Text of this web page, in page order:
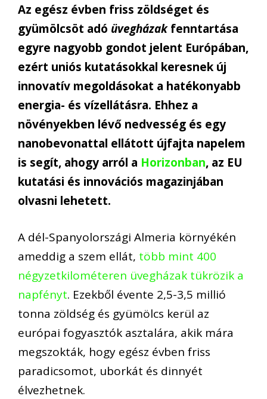
Az egész évben friss zöldséget és
gyümölcsöt adó üvegházakfenntartása
egyre nagyobb gondot jelent Európában,
ezért uniós kutatásokkal keresnek új
innovatív megoldásokat a hatékonyabb
energia- és vízellátásra. Ehhez a
növényekben lévő nedvesség és egy
nanobevonattal ellátott újfajta napelem
is segít, ahogy arról a Horizonban, az EU
kutatási és innovációs magazinjában
olvasni lehetett.
A dél-Spanyolországi Almeria környékén
ameddig a szem ellát, több mint 400
négyzetkilométeren üvegházak tükrözik a
napfényt. Ezekből évente 2,5-3,5 millió
tonna zöldség és gyümölcs kerül az
európai fogyasztók asztalára, akik mára
megszokták, hogy egész évben friss
paradicsomot, uborkát és dinnyét
élvezhetnek.